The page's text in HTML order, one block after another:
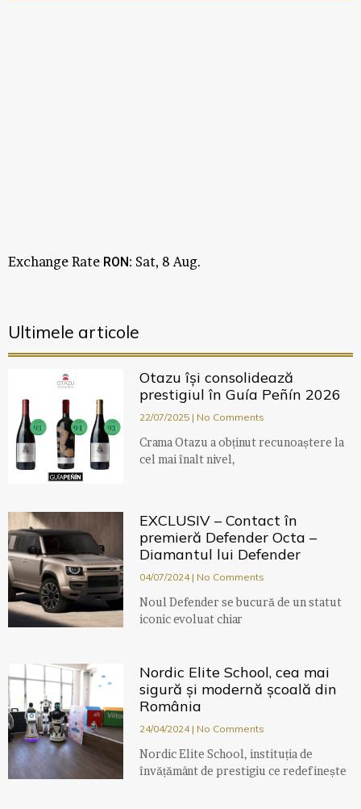
Exchange Rate RON: Sat, 8 Aug.
Ultimele articole
Otazu își consolidează
prestigiul în Guía Peñín 2026
22/07/2025 No Comments
Crama Otazu a obținut recunoaștere la
cel mai înalt nivel,
EXCLUSIV – Contact în
premieră Defender Octa –
Diamantul lui Defender
04/07/2024 No Comments
Noul Defender se bucură de un statut
iconic evoluat chiar
Nordic Elite School, cea mai
sigură și modernă școală din
România
24/04/2024 No Comments
Nordic Elite School, instituția de
învățământ de prestigiu ce redefinește